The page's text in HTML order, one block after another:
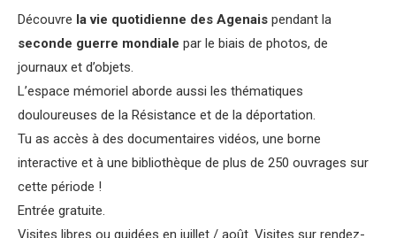
Découvre la vie quotidienne des Agenais pendant la
seconde guerre mondiale par le biais de photos, de
journaux et d’objets.
L’espace mémoriel aborde aussi les thématiques
douloureuses de la Résistance et de la déportation.
Tu as accès à des documentaires vidéos, une borne
interactive et à une bibliothèque de plus de 250 ouvrages sur
cette période !
Entrée gratuite.
Visites libres ou guidées en juillet / août. Visites sur rendez-